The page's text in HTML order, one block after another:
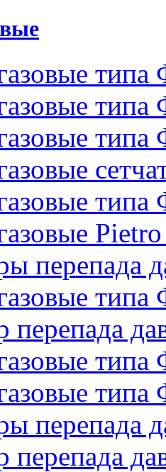
типа
перепада
перепада
типа
перепада
перепада